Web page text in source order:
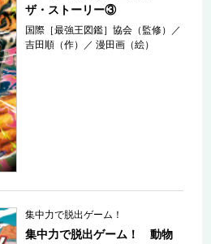
ザ・ストーリー③
国際［最強王図鑑］協会（監修）
／
吉田順（作）
／漫田画（絵）
集中力で脱出ゲーム！
集中力で脱出ゲーム！ 動物